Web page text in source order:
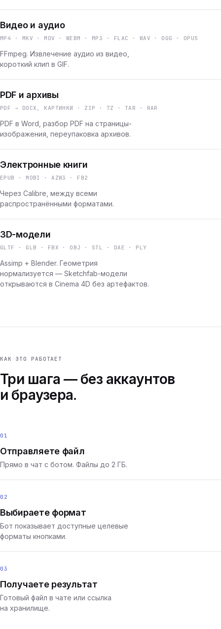
Видео и аудио
MP4 · MKV · MOV · WEBM · MP3 · FLAC · WAV · OGG · OPUS
FFmpeg. Извлечение аудио из видео,
короткий клип в GIF.
PDF и архивы
PDF → DOCX, КАРТИНКИ · ZIP · 7Z · TAR · RAR
PDF в Word, разбор PDF на страницы-
изображения, переупаковка архивов.
Электронные книги
EPUB · MOBI · AZW3 · FB2
Через Calibre, между всеми
распространёнными форматами.
3D-модели
GLTF · GLB · FBX · OBJ · STL · DAE · PLY
Assimp + Blender. Геометрия
нормализуется — Sketchfab-модели
открываются в Cinema 4D без артефактов.
КАК ЭТО РАБОТАЕТ
Три шага — без аккаунтов
и браузера.
01
Отправляете файл
Прямо в чат с ботом. Файлы до 2 ГБ.
02
Выбираете формат
Бот показывает доступные целевые
форматы кнопками.
03
Получаете результат
Готовый файл в чате или ссылка
на хранилище.